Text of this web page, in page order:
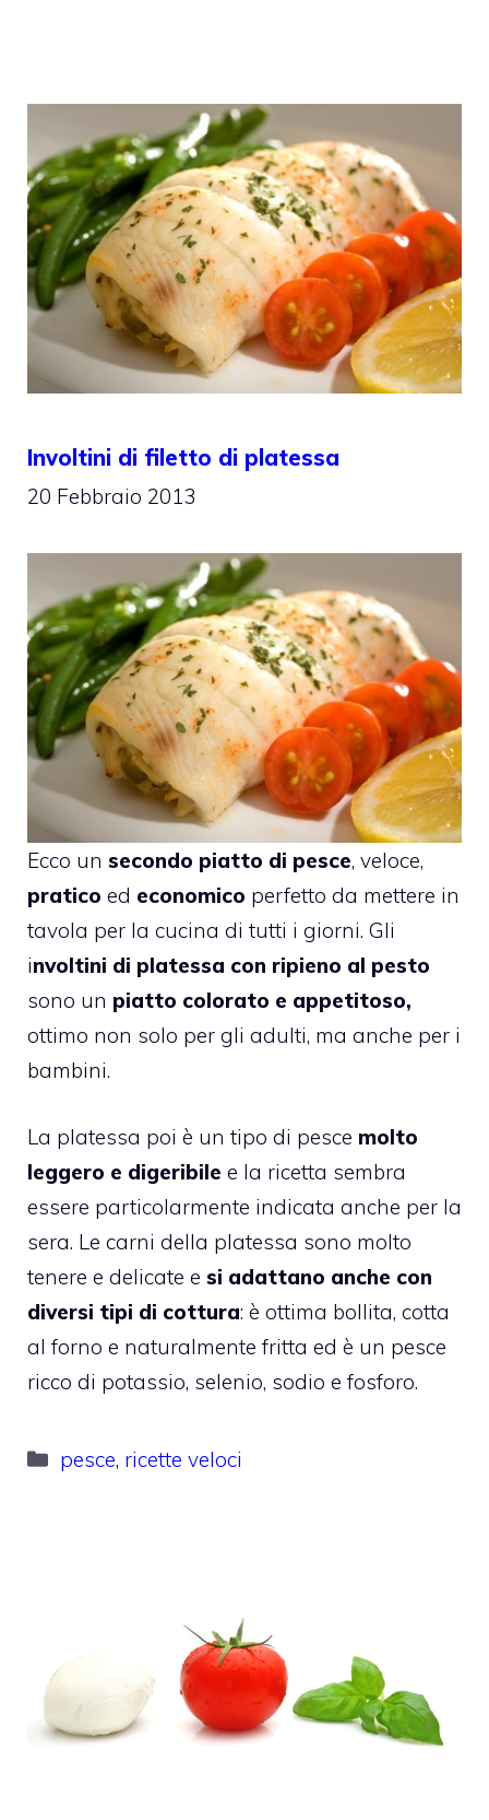
Involtini di filetto di platessa
20 Febbraio 2013
Ecco un secondo piatto di pesce, veloce,
pratico ed economico perfetto da mettere in
tavola per la cucina di tutti i giorni. Gli
involtini di platessa con ripieno al pesto
sono un piatto colorato e appetitoso,
ottimo non solo per gli adulti, ma anche per i
bambini.
La platessa poi è un tipo di pesce molto
leggero e digeribile e la ricetta sembra
essere particolarmente indicata anche per la
sera. Le carni della platessa sono molto
tenere e delicate e si adattano anche con
diversi tipi di cottura: è ottima bollita, cotta
al forno e naturalmente fritta ed è un pesce
ricco di potassio, selenio, sodio e fosforo.
Categorie
pesce, ricette veloci